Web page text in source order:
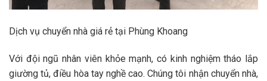
Dịch vụ chuyển nhà giá rẻ tại Phùng Khoang
Với đội ngũ nhân viên khỏe mạnh, có kinh nghiệm tháo lắp
giường tủ, điều hòa tay nghề cao. Chúng tôi nhận chuyển nhà,